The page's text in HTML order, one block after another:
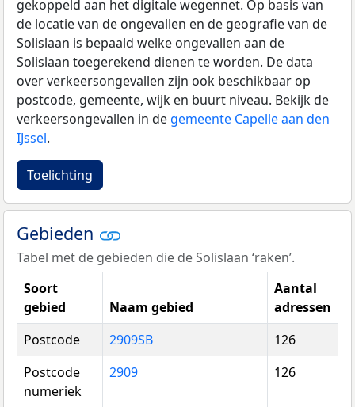
gekoppeld aan het digitale wegennet. Op basis van
de locatie van de ongevallen en de geografie van de
Solislaan is bepaald welke ongevallen aan de
Solislaan toegerekend dienen te worden. De data
over verkeersongevallen zijn ook beschikbaar op
postcode, gemeente, wijk en buurt niveau. Bekijk de
verkeersongevallen in de gemeente Capelle aan den
IJssel.
Toelichting
Gebieden
Tabel met de gebieden die de Solislaan ‘raken’.
Soort
gebied
Naam gebied
Aantal
adressen
Postcode
2909SB
126
Postcode
numeriek
2909 126